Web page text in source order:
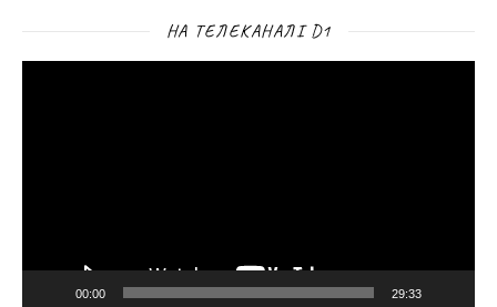
НА ТЕЛЕКАНАЛІ D1
00:00 29:33